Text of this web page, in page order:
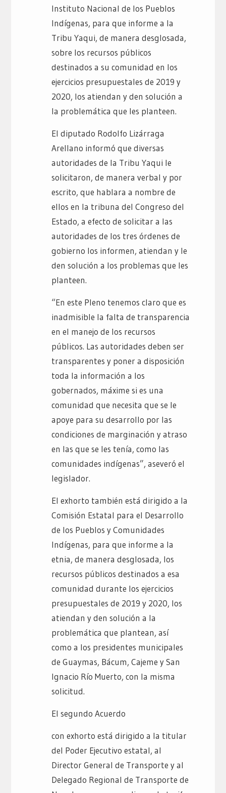
Instituto Nacional de los Pueblos
Indígenas, para que informe a la
Tribu Yaqui, de manera desglosada,
sobre los recursos públicos
destinados a su comunidad en los
ejercicios presupuestales de 2019 y
2020, los atiendan y den solución a
la problemática que les planteen.
El diputado Rodolfo Lizárraga
Arellano informó que diversas
autoridades de la Tribu Yaqui le
solicitaron, de manera verbal y por
escrito, que hablara a nombre de
ellos en la tribuna del Congreso del
Estado, a efecto de solicitar a las
autoridades de los tres órdenes de
gobierno los informen, atiendan y le
den solución a los problemas que les
planteen.
“En este Pleno tenemos claro que es
inadmisible la falta de transparencia
en el manejo de los recursos
públicos. Las autoridades deben ser
transparentes y poner a disposición
toda la información a los
gobernados, máxime si es una
comunidad que necesita que se le
apoye para su desarrollo por las
condiciones de marginación y atraso
en las que se les tenía, como las
comunidades indígenas”, aseveró el
legislador.
El exhorto también está dirigido a la
Comisión Estatal para el Desarrollo
de los Pueblos y Comunidades
Indígenas, para que informe a la
etnia, de manera desglosada, los
recursos públicos destinados a esa
comunidad durante los ejercicios
presupuestales de 2019 y 2020, los
atiendan y den solución a la
problemática que plantean, así
como a los presidentes municipales
de Guaymas, Bácum, Cajeme y San
Ignacio Río Muerto, con la misma
solicitud.
El segundo Acuerdo
con exhorto está dirigido a la titular
del Poder Ejecutivo estatal, al
Director General de Transporte y al
Delegado Regional de Transporte de